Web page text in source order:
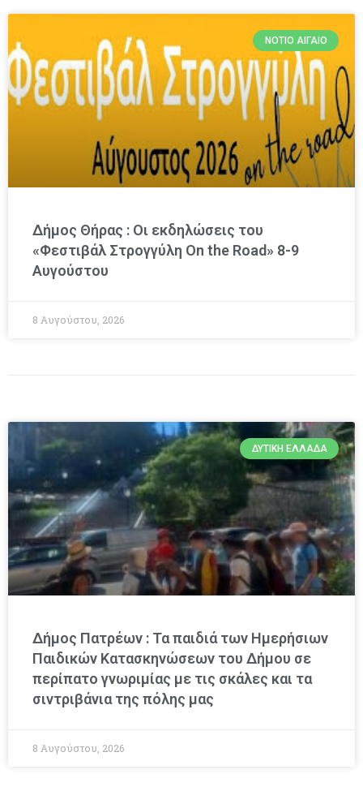
ΝΌΤΙΟ ΑΙΓΑΊΟ
Δήμος Θήρας : Οι εκδηλώσεις του
«Φεστιβάλ Στρογγύλη On the Road» 8-9
Αυγούστου
8 Αυγούστου, 2026
ΔΥΤΙΚΉ ΕΛΛΆΔΑ
Δήμος Πατρέων : Τα παιδιά των Ημερήσιων
Παιδικών Κατασκηνώσεων του Δήμου σε
περίπατο γνωριμίας με τις σκάλες και τα
σιντριβάνια της πόλης μας
8 Αυγούστου, 2026